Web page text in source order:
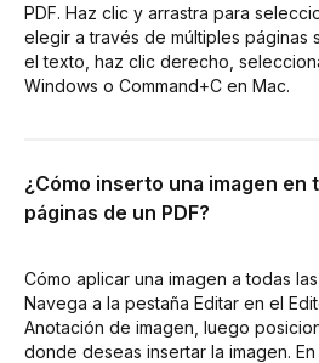
PDF. Haz clic y arrastra para
elegir a través de múltiples páginas
el texto, haz clic derecho,
Windows o Command+C en Mac.
¿Cómo inserto una imagen en
páginas de un PDF?
Cómo aplicar una imagen a todas
Navega a la pestaña Editar en el
Anotación de imagen, luego
donde deseas insertar la imagen.